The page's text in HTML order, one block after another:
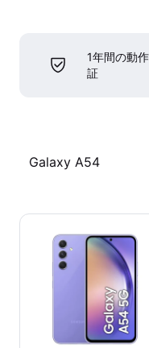
1年間の動
証
Galaxy A54